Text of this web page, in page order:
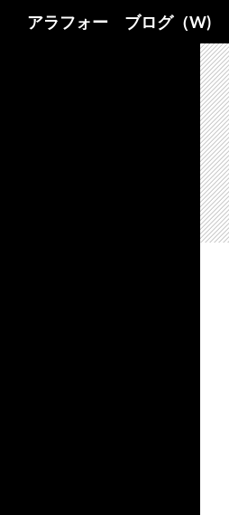
アラフォー ブログ（W)